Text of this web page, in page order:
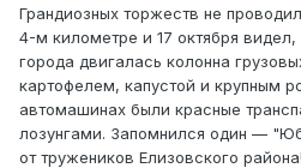
Грандиозных торжеств не
4-м километре и 17 октября видел,
города двигалась колонна
картофелем, капустой и крупным
автомашинах были красные
лозунгами. Запомнился один —
от тружеников Елизовского